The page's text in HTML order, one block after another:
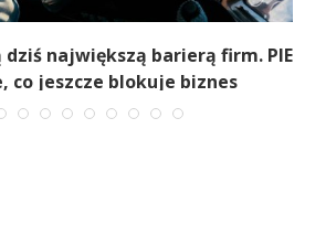
dziś największą barierą firm. PIE
co jeszcze blokuje biznes